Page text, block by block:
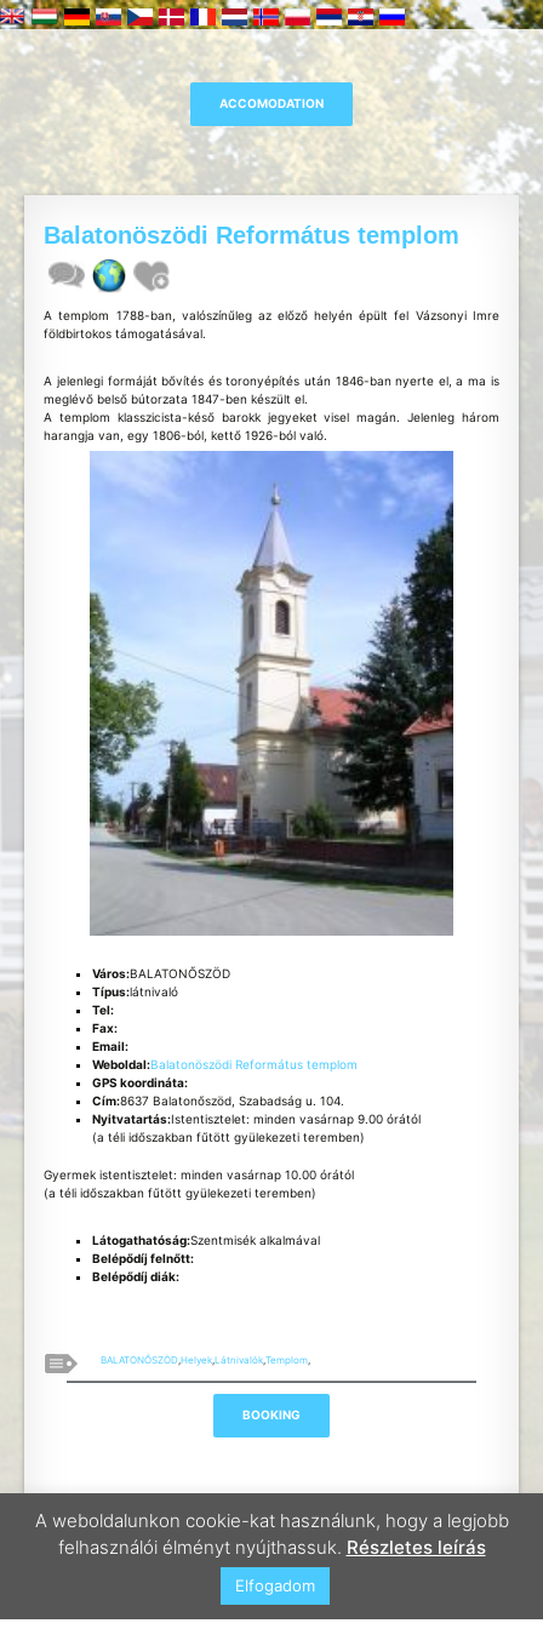
Balatonöszödi Református templom
A templom 1788-ban, valószínűleg az előző helyén épült fel Vázsonyi Imre
földbirtokos támogatásával.
A jelenlegi formáját bővítés és toronyépítés után 1846-ban nyerte el, a ma is
meglévő belső bútorzata 1847-ben készült el.
A templom klasszicista-késő barokk jegyeket visel magán. Jelenleg három
harangja van, egy 1806-ból, kettő 1926-ból való.
Város:BALATONŐSZÖD
Típus:látnivaló
Tel:
Fax:
Email:
Weboldal:Balatonöszödi Református templom
GPS koordináta:
Cím:8637 Balatonőszöd, Szabadság u. 104.
Nyitvatartás:Istentisztelet: minden vasárnap 9.00 órától
(a téli időszakban fűtött gyülekezeti teremben)
Gyermek istentisztelet: minden vasárnap 10.00 órától
(a téli időszakban fűtött gyülekezeti teremben)
Látogathatóság:Szentmisék alkalmával
Belépődíj felnőtt:
Belépődíj diák:
BALATONŐSZÖD ,Helyek ,Látnivalók ,Templom
A weboldalunkon cookie-kat használunk, hogy a legjobb
felhasználói élményt nyújthassuk. Részletes leírás
Elfogadom